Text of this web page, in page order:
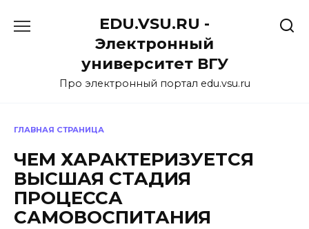
EDU.VSU.RU -
Электронный
университет ВГУ
Про электронный портал edu.vsu.ru
ГЛАВНАЯ СТРАНИЦА
ЧЕМ ХАРАКТЕРИЗУЕТСЯ
ВЫСШАЯ СТАДИЯ
ПРОЦЕССА
САМОВОСПИТАНИЯ